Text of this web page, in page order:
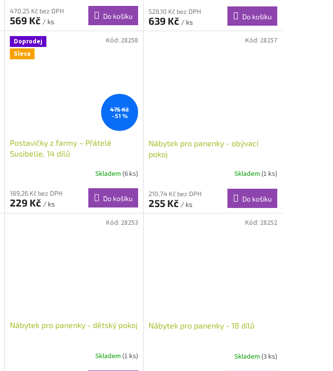
470,25 Kč bez DPH
569 Kč / ks
Do košíku
528,10 Kč bez DPH
639 Kč / ks
Do košíku
Doprodej
Sleva
475 Kč
–51 %
Postavičky z farmy – Přátelé
Susibelle, 14 dílů
Skladem (6 ks)
189,26 Kč bez DPH
229 Kč / ks
Do košíku
Kód: 28258
Nábytek pro panenky - obývací
pokoj
Skladem (1 ks)
210,74 Kč bez DPH
255 Kč / ks
Do košíku
Kód: 28257
Nábytek pro panenky - dětský pokoj
Skladem (1 ks)
Kód: 28253
Nábytek pro panenky - 18 dílů
Skladem (3 ks)
Kód: 28252